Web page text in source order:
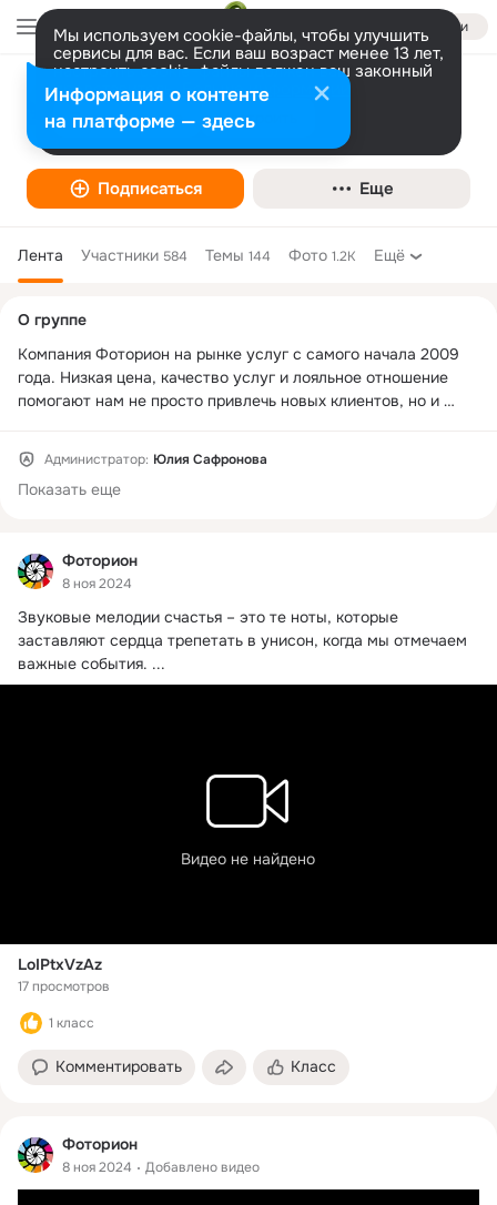
Войти
Мы используем cookie-файлы, чтобы улучшить
сервисы для вас. Если ваш возраст менее 13 лет,
настроить cookie-файлы должен ваш законный
представитель. Больше информации
Разрешить все Настроить
Фоторион
Фотограф, фотостудия
Подписаться Еще
Лента Участники 584 Темы 144 Фото 1.2K Ещё
Фоторион
8 ноя 2024
Звуковые мелодии счастья – это те ноты, которые
заставляют сердца трепетать в унисон, когда мы отмечаем
важные события. ...
Видео не найдено
LoIPtxVzAz
17 просмотров
1 класс
Комментировать Класс
Фоторион
8 ноя 2024 Добавлено видео
колонка
О группе
Компания Фоторион на рынке услуг с самого начала 2009
года. Низкая цена, качество услуг и лояльное отношение
помогают нам не просто привлечь новых клиентов, но и
постоянно изучаем новые требования наших клиентов и
расширяем спектр наших услуг. Для Вас мы предлагаем:
изготовление визиток, дизайн визиток, печать фотографий,
Администратор: Юлия Сафронова
Показать еще
Информация о контенте
на платформе — здесь